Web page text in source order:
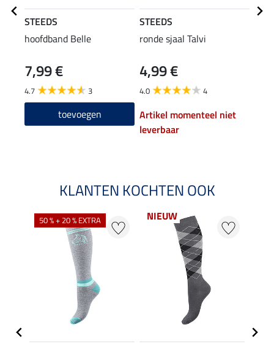
STEEDS
hoofdband Belle
7,99 €
4.7 3
toevoegen
STEEDS
ronde sjaal Talvi
4,99 €
4.0 4
Artikel momenteel niet
leverbaar
KLANTEN KOCHTEN OOK
50 % + 20 % EXTRA NIEUW